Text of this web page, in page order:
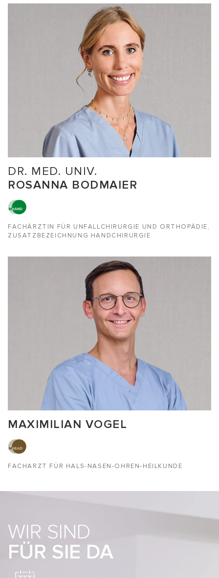
DR. MED. UNIV.
ROSANNA BODMAIER
FACHÄRZTIN FÜR UNFALLCHIRURGIE UND ORTHOPÄDIE,
ZUSATZBEZEICHNUNG HANDCHIRURGIE
MAXIMILIAN VOGEL
FACHARZT FÜR HALS-NASEN-OHREN-HEILKUNDE
WIR SIND
FÜR SIE DA